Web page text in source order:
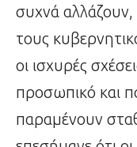
συχνά αλλάζουν,
τους
οι ισχυρές
προσωπικό και
παραμένουν